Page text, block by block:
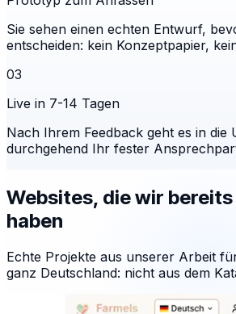
Sie sehen einen echten Entwurf,
entscheiden: kein Konzeptpapier,
03
Live in 7-14 Tagen
Nach Ihrem Feedback geht es in die
durchgehend Ihr fester
Websites, die wir
haben
Echte Projekte aus unserer Arbeit
ganz Deutschland: nicht aus dem